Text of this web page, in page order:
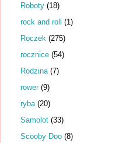
Roboty (18)
rock and roll (1)
Roczek (275)
rocznice (54)
Rodzina (7)
rower (9)
ryba (20)
Samolot (33)
Scooby Doo (8)